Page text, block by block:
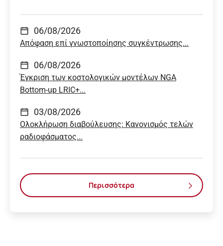
06/08/2026
Απόφαση επί γνωστοποίησης συγκέντρωσης...
06/08/2026
Έγκριση των κοστολογικών μοντέλων NGA
Bottom-up LRIC+...
03/08/2026
Ολοκλήρωση διαβούλευσης: Κανονισμός τελών
ραδιοφάσματος...
Περισσότερα